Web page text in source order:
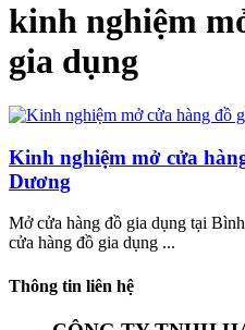
kinh nghiệm
gia dụng
Kinh nghiệm mở cửa
Dương
Mở cửa hàng đồ gia dụng tại
cửa hàng đồ gia dụng ...
Thông tin liên hệ